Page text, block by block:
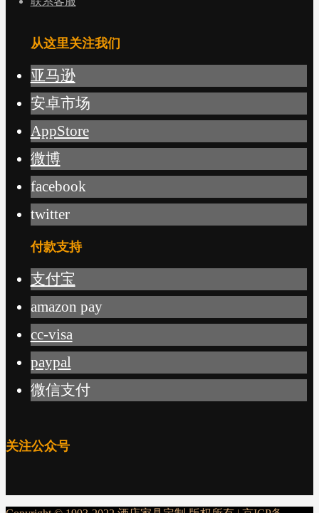
从这里关注我们
亚马逊
安卓市场
AppStore
微博
facebook
twitter
付款支持
支付宝
amazon pay
cc-visa
paypal
微信支付
关注公众号